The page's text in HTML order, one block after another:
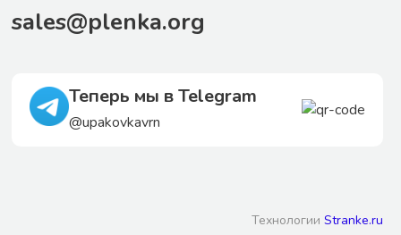
sales@plenka.org
Теперь мы в Telegram
@upakovkavrn
Технологии Stranke.ru